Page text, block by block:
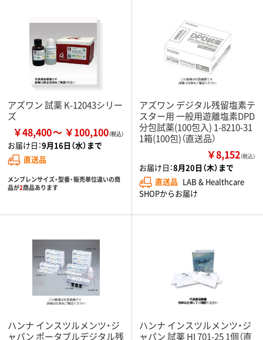
アズワン 試薬 K-12043シリー
ズ
￥48,400 ￥100,100
お届け日：9月16日（水）まで
直送品
メンブレンサイズ・型番・販売単位違いの商
品が2商品あります
アズワン デジタル残留塩素テ
スター用 一般用遊離塩素DPD
分包試薬(100包入) 1-8210-31
1箱(100包)（直送品）
￥8,152（税込）
お届け日：8月20日（木）まで
直送品 LAB & Healthcare
SHOPからお届け
ハンナ インスツルメンツ・ジ
ャパン ポータブルデジタル残
ハンナ インスツルメンツ・ジ
ャパン 試薬 HI 701-25 1個（直